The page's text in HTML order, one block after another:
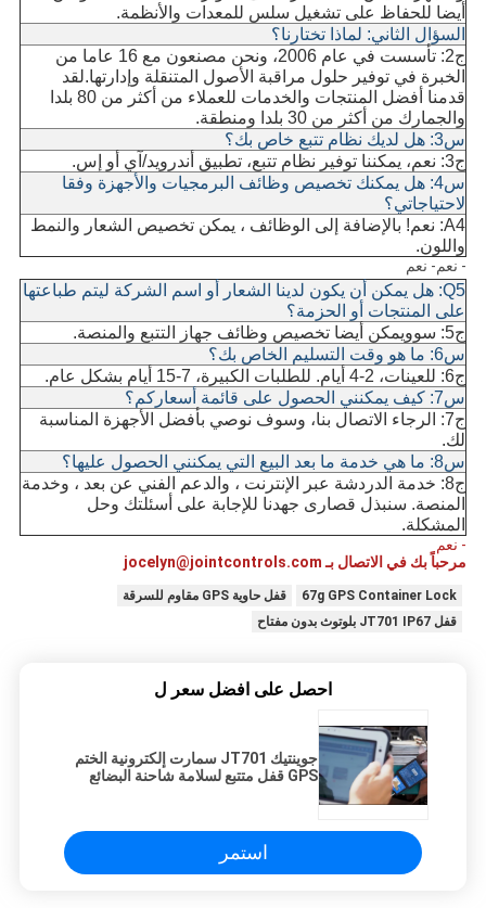
أيضا للحفاظ على تشغيل سلس للمعدات والأنظمة.
السؤال الثاني: لماذا تختارنا؟
والجمارك من أكثر من 30 بلدا ومنطقة.
س3: هل لديك نظام تتبع خاص بك؟
ج3: نعم، يمكننا توفير نظام تتبع، تطبيق أندرويد/آي أو إس.
لاحتياجاتي؟
واللون.
- نعم- نعم
على المنتجات أو الحزمة؟
ج5: سو
ويمكن أيضا تخصيص وظائف جهاز التتبع والمنصة.
س6: ما هو وقت التسليم الخاص بك؟
ج6: للعينات، 2-4 أيام. للطلبات الكبيرة، 7-15 أيام بشكل عام.
س7: كيف يمكنني الحصول على قائمة أسعاركم؟
لك.
س8: ما هي خدمة ما بعد البيع التي يمكنني الحصول عليها؟
المشكلة.
- نعم
مرحباً بك في الاتصال بـ jocelyn@jointcontrols.com
67g GPS Container Lock
قفل حاوية GPS مقاوم للسرقة
قفل JT701 IP67 بلوتوث بدون مفتاح
احصل على افضل سعر ل
جوينتيك JT701 سمارت إلكترونية الختم
GPS قفل متتبع لسلامة شاحنة البضائع
استمر